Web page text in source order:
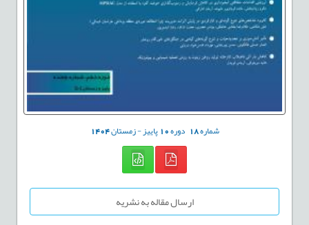
شماره18 دوره10پاییز - زمستان1404
ارسال مقاله به نشریه